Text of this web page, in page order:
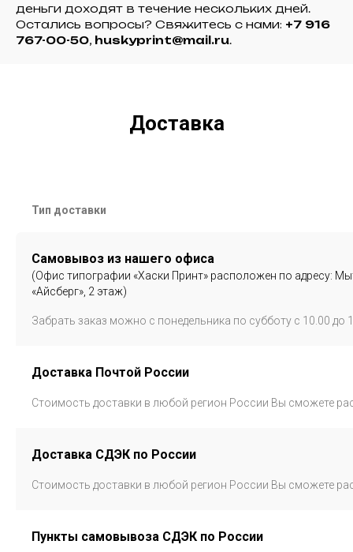
деньги доходят в течение нескольких дней.
Остались вопросы? Свяжитесь с нами: +7 916
767-00-50, huskyprint@mail.ru.
Доставка
Тип доставки
Самовывоз из нашего офиса
(Офис типографии «Хаски Принт» расположен по адресу:
«Айсберг», 2 этаж)
Забрать заказ можно с понедельника по субботу с 10.00 до
Доставка Почтой России
Стоимость доставки в любой регион России Вы сможете
Доставка СДЭК по России
Стоимость доставки в любой регион России Вы сможете
Пункты самовывоза СДЭК по России